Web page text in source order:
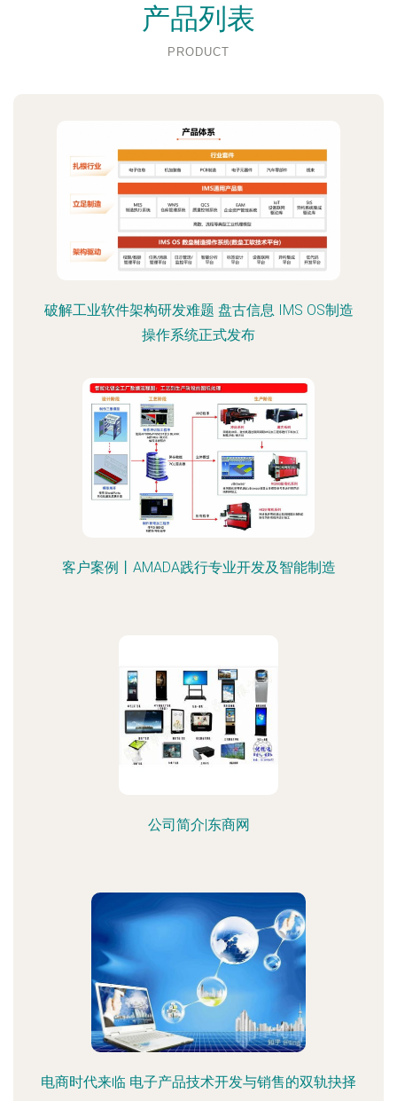
产品列表
PRODUCT
破解工业软件架构研发难题 盘古信息 IMS OS制造
操作系统正式发布
客户案例丨AMADA践行专业开发及智能制造
公司简介|东商网
电商时代来临 电子产品技术开发与销售的双轨抉择